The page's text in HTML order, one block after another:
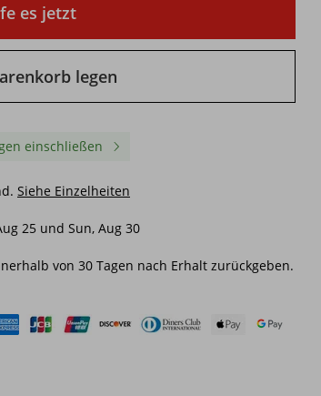
es jetzt
legen
einschließen
Siehe Einzelheiten
25 und Sun, Aug 30
von 30 Tagen nach Erhalt zurückgeben.